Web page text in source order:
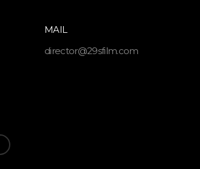
MAIL
director@29sfilm.com